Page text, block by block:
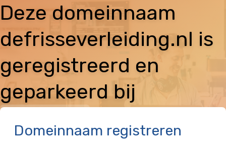
Deze domeinnaam
defrisseverleiding.nl is
geregistreerd en
geparkeerd bij
Domeinnaam registreren